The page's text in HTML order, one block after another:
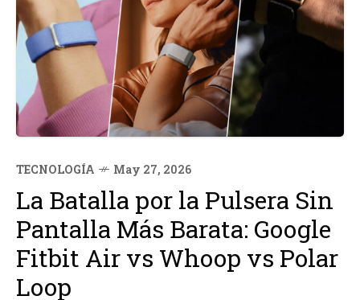
TECNOLOGÍA May 27, 2026
La Batalla por la Pulsera Sin
Pantalla Más Barata: Google
Fitbit Air vs Whoop vs Polar
Loop